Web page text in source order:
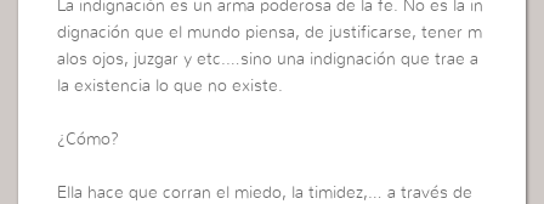
La indignación es un arma poderosa de la fe. No es la in
dignación que el mundo piensa, de justificarse, tener m
alos ojos, juzgar y etc.…sino una indignación que trae a
la existencia lo que no existe.
¿Cómo?
Ella hace que corran el miedo, la timidez,… a través de